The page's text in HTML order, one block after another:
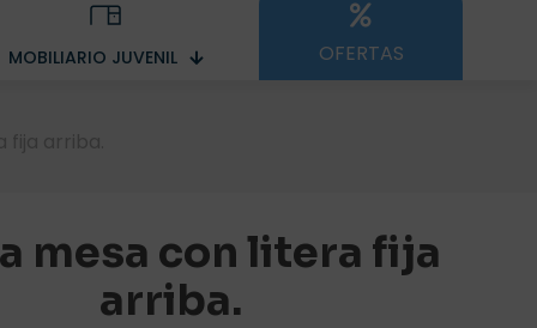
MOBILIARIO JUVENIL OFERTAS
mesa con litera fija
arriba.